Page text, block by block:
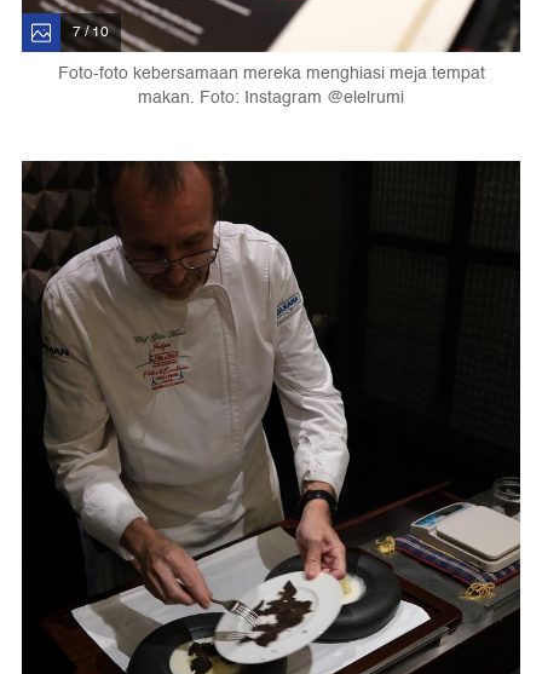
7 / 10
Foto-foto kebersamaan mereka menghiasi meja tempat
makan. Foto: Instagram @elelrumi